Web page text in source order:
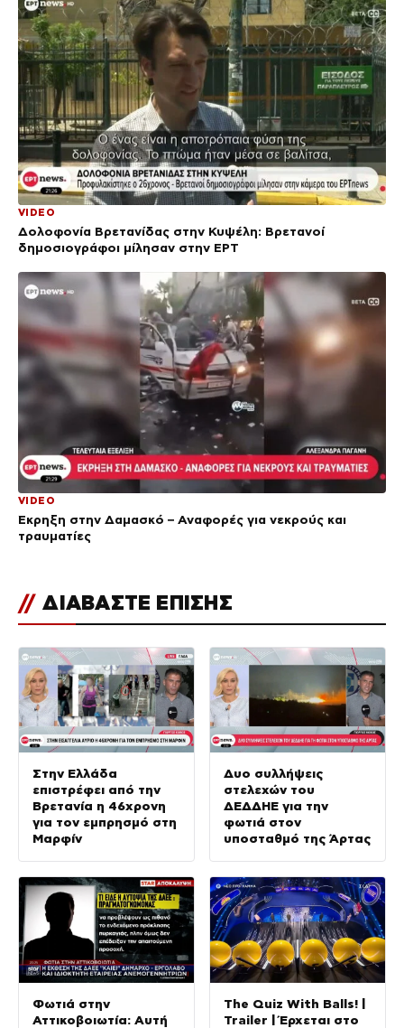
VIDEO
Δολοφονία Βρετανίδας στην Κυψέλη: Bρετανοί
δημοσιογράφοι μίλησαν στην ΕΡΤ
VIDEO
Έκρηξη στην Δαμασκό – Αναφορές για νεκρούς και
τραυματίες
// ΔΙΑΒΑΣΤΕ ΕΠΙΣΗΣ
Στην Ελλάδα
επιστρέφει από την
Βρετανία η 46χρονη
για τον εμπρησμό στη
Μαρφίν
Δυο συλλήψεις
στελεχών του
ΔΕΔΔΗΕ για την
φωτιά στον
υποσταθμό της Άρτας
Φωτιά στην
Αττικοβοιωτία: Αυτή
The Quiz With Balls! |
Trailer | Έρχεται στο